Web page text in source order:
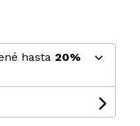
hasta 20%